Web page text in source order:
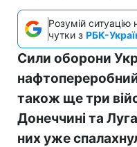
Розумій ситуацію
чутки з РБК-
Сили оборони
також ще три
Донеччині та
них уже